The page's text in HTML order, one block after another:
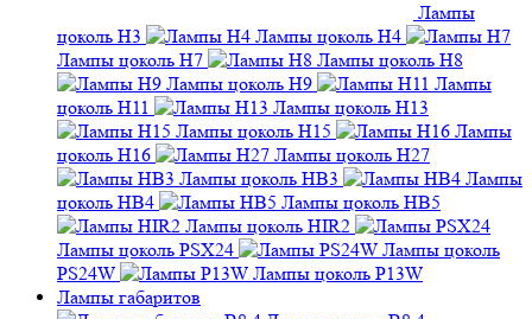
Лампы
цоколь H3
Лампы цоколь H4
Лампы цоколь H7
Лампы цоколь H8
Лампы цоколь H9
Лампы
цоколь H11
Лампы цоколь H13
Лампы цоколь H15
Лампы
цоколь H16
Лампы цоколь H27
Лампы цоколь HB3
Лампы
цоколь HB4
Лампы цоколь HB5
Лампы цоколь HIR2
Лампы цоколь PSX24
Лампы цоколь
PS24W
Лампы цоколь P13W
Лампы габаритов